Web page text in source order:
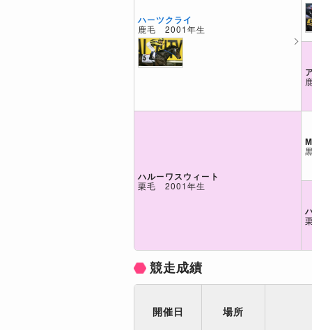
ハーツクライ
鹿毛 2001年生
ハルーワスウィート
栗毛 2001年生
競走成績
開催日 場所